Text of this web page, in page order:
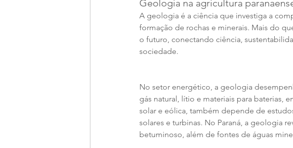
Geologia na agricultura
A geologia é a ciência que investiga a
formação de rochas e minerais. Mais do
o futuro, conectando ciência,
sociedade.
No setor energético, a geologia
gás natural, lítio e materiais para baterias,
solar e eólica, também depende de
solares e turbinas. No Paraná, a geologia
betuminoso, além de fontes de águas